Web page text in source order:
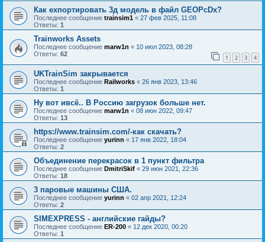
Как ехпортировать 3д модель в файл GEOPcDx?
Последнее сообщение trainsim1 « 27 фев 2025, 11:08
Ответы: 1
Trainworks Assets
Последнее сообщение marw1n « 10 июл 2023, 08:28
Ответы: 62 1 2 3 4
UKTrainSim закрывается
Последнее сообщение Railworks « 26 янв 2023, 13:46
Ответы: 1
Ну вот ивсё.. В Россию загрузок больше нет.
Последнее сообщение marw1n « 08 июн 2022, 09:47
Ответы: 13
https://www.trainsim.com/-как скачать?
Последнее сообщение yurinn « 17 янв 2022, 18:04
Ответы: 2
Объединение перекрасок в 1 пункт фильтра
Последнее сообщение DmitriSkif « 29 июн 2021, 22:36
Ответы: 18
3 паровые машины США.
Последнее сообщение yurinn « 02 апр 2021, 12:24
Ответы: 2
SIMEXPRESS - английские гайды?
Последнее сообщение ER-200 « 12 дек 2020, 00:20
Ответы: 1